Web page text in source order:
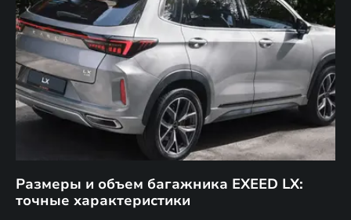
Размеры и объем багажника EXEED LX:
точные характеристики